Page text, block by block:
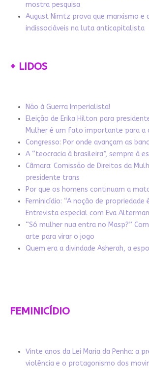
mostra pesquisa
August Nimtz prova que marxismo e
indissociáveis na luta anticapitalista
+ LIDOS
Não à Guerra Imperialista!
Eleição de Erika Hilton para
Mulher é um fato importante para a
Congresso: Por onde avançam as
A “teocracia à brasileira”, sempre à
Câmara: Comissão de Direitos da
presidente trans
Por que os homens continuam a
Feminicídio: “A noção de propriedade
Entrevista especial com Eva
“Só mulher nua entra no Masp?”
arte para virar o jogo
Quem era a divindade Asherah, a
FEMINICÍDIO
Vinte anos da Lei Maria da Penha: a
violência e o protagonismo dos